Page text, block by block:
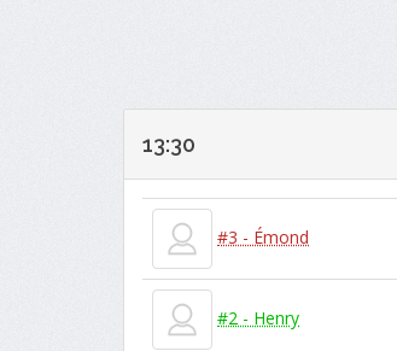
13:30
#3 - Émond
#2 - Henry